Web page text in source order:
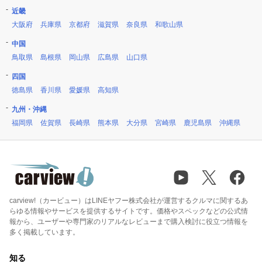
近畿
大阪府
兵庫県 京都府 滋賀県 奈良県 和歌山県
中国
鳥取県
島根県 岡山県 広島県 山口県
四国
徳島県
香川県 愛媛県 高知県
九州・沖縄
福岡県
佐賀県 長崎県 熊本県 大分県 宮崎県 鹿児島県 沖縄県
carview!（カービュー）はLINEヤフー株式会社が運営するクルマに関するあ
らゆる情報やサービスを提供するサイトです。価格やスペックなどの公式情
報から、ユーザーや専門家のリアルなレビューまで購入検討に役立つ情報を
多く掲載しています。
知る